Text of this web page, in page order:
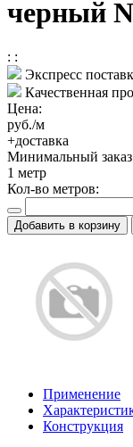
черный
: :
Экспресс
Качественная
Цена:
руб./м
+доставка
Минимальный
1 метр
Кол-во метров:
Добавить в корзину
Применение
Конструкция